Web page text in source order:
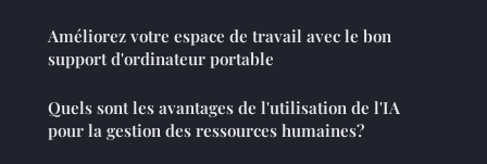
Améliorez votre espace de travail avec le bon
support d'ordinateur portable
Quels sont les avantages de l'utilisation de l'IA
pour la gestion des ressources humaines?